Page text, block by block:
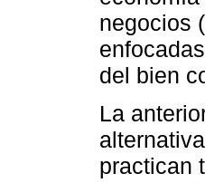
negocios
del bien
La
practican